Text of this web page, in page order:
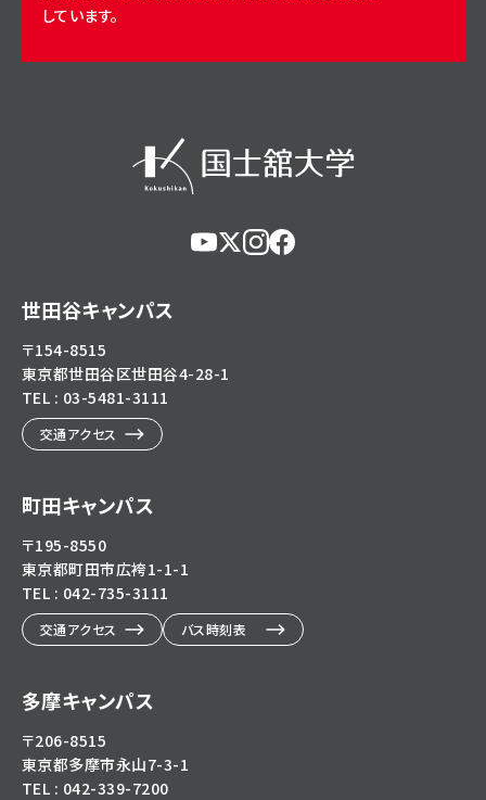
しています。
世田谷キャンパス
〒154-8515
東京都世田谷区世田谷4-28-1
TEL : 03-5481-3111
交通アクセス
町田キャンパス
〒195-8550
東京都町田市広袴1-1-1
TEL : 042-735-3111
交通アクセス バス時刻表
多摩キャンパス
〒206-8515
東京都多摩市永山7-3-1
TEL : 042-339-7200